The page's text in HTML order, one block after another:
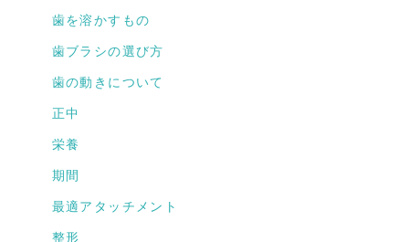
歯を溶かすもの
歯ブラシの選び方
歯の動きについて
正中
栄養
期間
最適アタッチメント
整形